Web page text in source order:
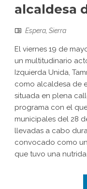
alcaldesa
Espera Sierra
El viernes 19 de
un multitudinario
Izquierda Unida,
como alcaldesa de
situada en plena
programa con el
municipales del 28
llevadas a cabo
convocado como
que tuvo una